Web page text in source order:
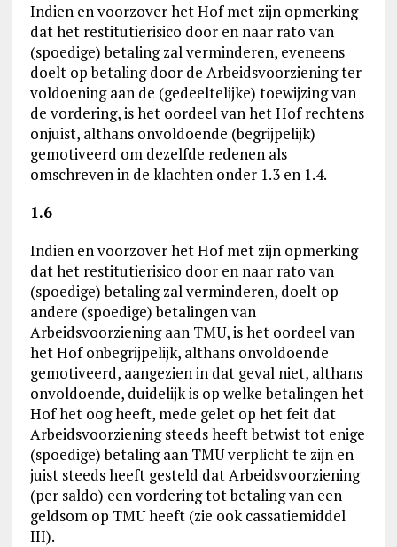
Indien en voorzover het Hof met zijn opmerking
dat het restitutierisico door en naar rato van
(spoedige) betaling zal verminderen, eveneens
doelt op betaling door de Arbeidsvoorziening ter
voldoening aan de (gedeeltelijke) toewijzing van
de vordering, is het oordeel van het Hof rechtens
onjuist, althans onvoldoende (begrijpelijk)
gemotiveerd om dezelfde redenen als
omschreven in de klachten onder 1.3 en 1.4.
1.6
Indien en voorzover het Hof met zijn opmerking
dat het restitutierisico door en naar rato van
(spoedige) betaling zal verminderen, doelt op
andere (spoedige) betalingen van
Arbeidsvoorziening aan TMU, is het oordeel van
het Hof onbegrijpelijk, althans onvoldoende
gemotiveerd, aangezien in dat geval niet, althans
onvoldoende, duidelijk is op welke betalingen het
Hof het oog heeft, mede gelet op het feit dat
Arbeidsvoorziening steeds heeft betwist tot enige
(spoedige) betaling aan TMU verplicht te zijn en
juist steeds heeft gesteld dat Arbeidsvoorziening
(per saldo) een vordering tot betaling van een
geldsom op TMU heeft (zie ook cassatiemiddel
III).